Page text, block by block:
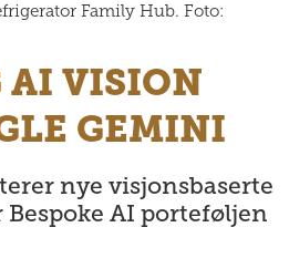
Family Hub. Foto:
AI VISION
GEMINI
nye visjonsbaserte
AI porteføljen